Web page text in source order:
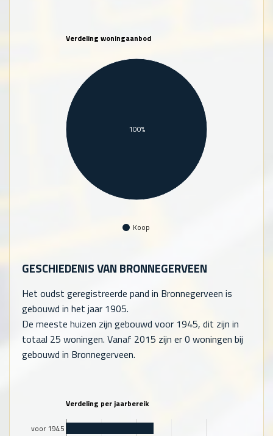
Verdeling woningaanbod
Koop
100%
GESCHIEDENIS VAN BRONNEGERVEEN
Het oudst geregistreerde pand in Bronnegerveen is
gebouwd in het jaar 1905.
De meeste huizen zijn gebouwd voor 1945, dit zijn in
totaal 25 woningen. Vanaf 2015 zijn er0 woningen bij
gebouwd in Bronnegerveen.
Verdeling per jaarbereik
voor 1945